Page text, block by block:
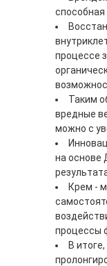
Кремы для лица
Лосьоны,
Маски для лица
Масла для лица
Мицеллярная
Молочко и
Наборы для
Пенки и муссы
Скрабы,
Спреи для лица
Средства для
Сыворотки,
эссенции для лица
Уход для губ
Уход для кожи
Флюиды для
способная
процессе
Таким
вредные
можно с
на основе
Крем -
процессы
В